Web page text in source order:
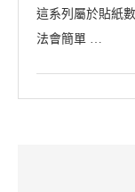
這系列屬於貼紙
法會簡單 …